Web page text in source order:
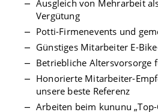
Ausgleich von Mehrarbeit
Vergütung
Potti-Firmenevents und
Günstiges Mitarbeiter E-
Betriebliche Altersvorsorge
Honorierte Mitarbeiter-
unsere beste Referenz
Arbeiten beim kununu